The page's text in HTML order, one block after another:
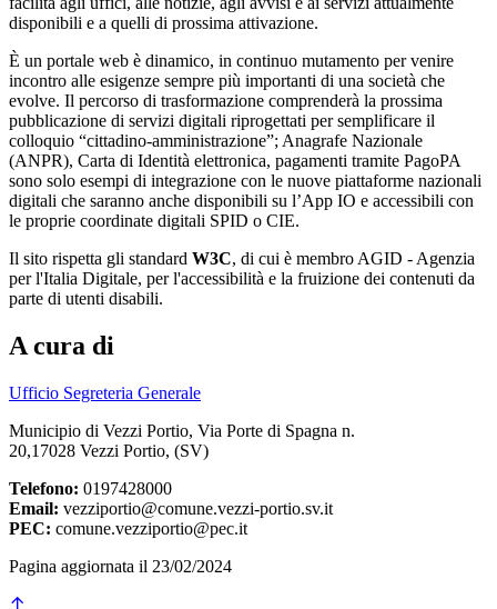
disponibili e a quelli di prossima attivazione.
È un portale web è dinamico, in continuo mutamento per venire
incontro alle esigenze sempre più importanti di una società che
evolve. Il percorso di trasformazione comprenderà la prossima
pubblicazione di servizi digitali riprogettati per semplificare il
colloquio “cittadino-amministrazione”; Anagrafe Nazionale
(ANPR), Carta di Identità elettronica, pagamenti tramite PagoPA
sono solo esempi di integrazione con le nuove piattaforme nazionali
digitali che saranno anche disponibili su l’App IO e accessibili con
le proprie coordinate digitali SPID o CIE.
Il sito rispetta gli standard W3C, di cui è membro AGID - Agenzia
per l'Italia Digitale, per l'accessibilità e la fruizione dei contenuti da
parte di utenti disabili.
A cura di
Ufficio Segreteria Generale
Municipio di Vezzi Portio, Via Porte di Spagna n.
20,17028 Vezzi Portio, (SV)
Telefono: 0197428000
Email: vezziportio@comune.vezzi-portio.sv.it
PEC: comune.vezziportio@pec.it
Pagina aggiornata il 23/02/2024